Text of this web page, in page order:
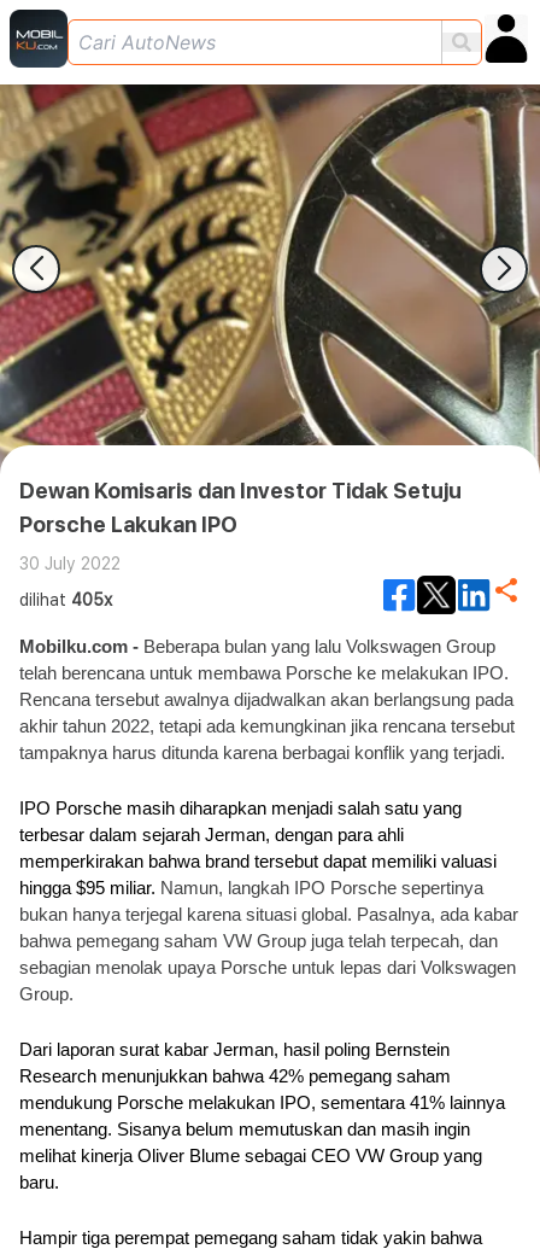
Dewan Komisaris dan Investor Tidak Setuju
Porsche Lakukan IPO
30 July 2022
dilihat 405x
Mobilku.com - Beberapa bulan yang lalu Volkswagen Group
telah berencana untuk membawa Porsche ke melakukan IPO.
Rencana tersebut awalnya dijadwalkan akan berlangsung pada
akhir tahun 2022, tetapi ada kemungkinan jika rencana tersebut
tampaknya harus ditunda karena berbagai konflik yang terjadi.
IPO Porsche masih diharapkan menjadi salah satu yang
terbesar dalam sejarah Jerman, dengan para ahli
memperkirakan bahwa brand tersebut dapat memiliki valuasi
hingga $95 miliar. Namun, langkah IPO Porsche sepertinya
bukan hanya terjegal karena situasi global. Pasalnya, ada kabar
bahwa pemegang saham VW Group juga telah terpecah, dan
sebagian menolak upaya Porsche untuk lepas dari Volkswagen
Group.
Dari laporan surat kabar Jerman, hasil poling Bernstein
Research menunjukkan bahwa 42% pemegang saham
mendukung Porsche melakukan IPO, sementara 41% lainnya
menentang. Sisanya belum memutuskan dan masih ingin
melihat kinerja Oliver Blume sebagai CEO VW Group yang
baru.
Hampir tiga perempat pemegang saham tidak yakin bahwa